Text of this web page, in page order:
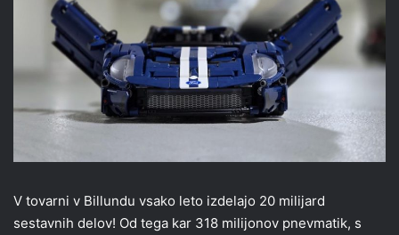
V tovarni v Billundu vsako leto izdelajo 20 milijard
sestavnih delov! Od tega kar 318 milijonov pnevmatik, s